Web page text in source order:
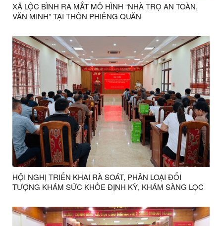
XÃ LỘC BÌNH RA MẮT MÔ HÌNH “NHÀ TRỌ AN TOÀN,
VĂN MINH” TẠI THÔN PHIÊNG QUĂN
HỘI NGHỊ TRIỂN KHAI RÀ SOÁT, PHÂN LOẠI ĐỐI
TƯỢNG KHÁM SỨC KHỎE ĐỊNH KỲ, KHÁM SÀNG LỌC